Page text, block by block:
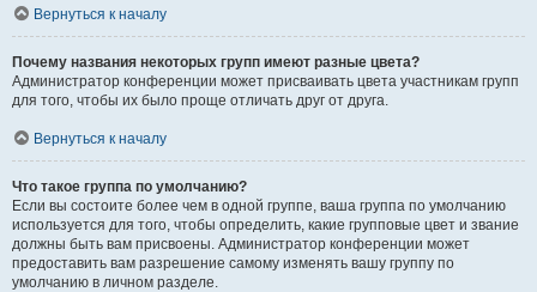
Вернуться к началу
Почему названия некоторых групп имеют разные цвета?
Администратор конференции может присваивать цвета участникам групп
для того, чтобы их было проще отличать друг от друга.
Вернуться к началу
Что такое группа по умолчанию?
Если вы состоите более чем в одной группе, ваша группа по умолчанию
используется для того, чтобы определить, какие групповые цвет и звание
должны быть вам присвоены. Администратор конференции может
предоставить вам разрешение самому изменять вашу группу по
умолчанию в личном разделе.